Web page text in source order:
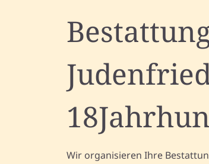
Wir organisieren Ihre